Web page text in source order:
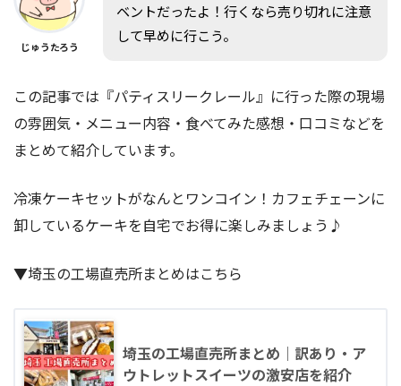
じゅうたろう
ベントだったよ！行くなら売り切れに注意
して早めに行こう。
この記事では『パティスリークレール』に行った際の現場
の雰囲気・メニュー内容・食べてみた感想・口コミなどを
まとめて紹介しています。
冷凍ケーキセットがなんとワンコイン！カフェチェーンに
卸しているケーキを自宅でお得に楽しみましょう♪
▼埼玉の工場直売所まとめはこちら
埼玉の工場直売所まとめ｜訳あり・ア
ウトレットスイーツの激安店を紹介